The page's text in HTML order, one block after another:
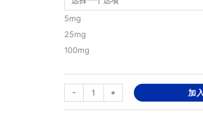
5mg
25mg
100mg
-
MK8931
数
+ 加